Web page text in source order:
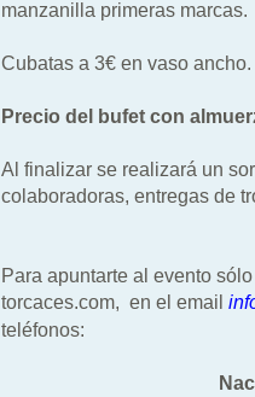
manzanilla primeras marcas.
Cubatas a 3€ en vaso ancho.
Precio del bufet con
Al finalizar se realizará un
colaboradoras, entregas de
Para apuntarte al evento
torcaces.com, en el email
teléfonos: